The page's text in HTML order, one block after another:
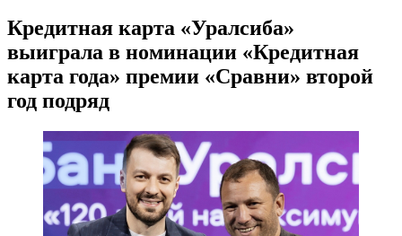
Кредитная карта «Уралсиба»
выиграла в номинации «Кредитная
карта года» премии «Сравни» второй
год подряд